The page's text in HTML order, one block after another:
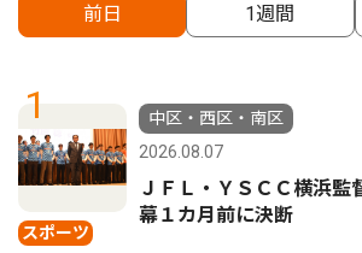
前日 1週間
1
スポーツ
中区・西区・南区
2026.08.07
ＪＦＬ・ＹＳＣＣ横浜
幕１カ月前に決断